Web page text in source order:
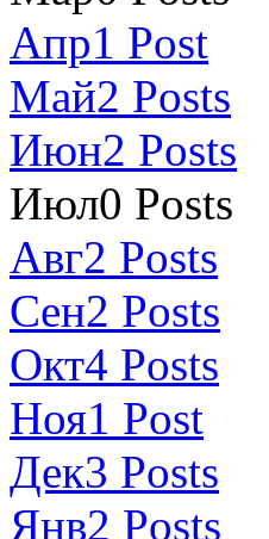
Апр1 Post
Май2 Posts
Июн2 Posts
Июл0 Posts
Авг2 Posts
Сен2 Posts
Окт4 Posts
Ноя1 Post
Дек3 Posts
Янв2 Posts